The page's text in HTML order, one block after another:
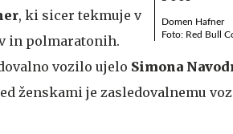
Domen Hafner
Foto: Red Bull
, ki sicer tekmuje v
in polmaratonih.
vozilo ujelo Simona
ženskami je zasledovalnemu